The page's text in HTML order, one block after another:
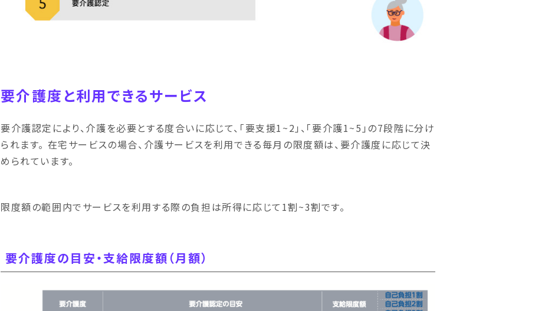
要介護度と利用できるサービス
要介護認定により、介護を必要とする度合いに応じて、「要支援1~2」、「要介護1~5」の7段階に分け
られます。 在宅サービスの場合、介護サービスを利用できる毎月の限度額は、要介護度に応じて決
められています。
限度額の範囲内でサービスを利用する際の負担は所得に応じて1割~3割です。
要介護度の目安・支給限度額（月額）